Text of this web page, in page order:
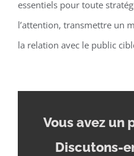
essentiels pour toute
l’attention, transmettre un
la relation avec le public
Vous avez un
Discutons-